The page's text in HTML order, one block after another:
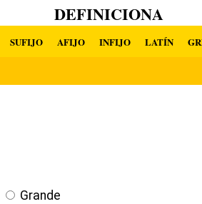
DEFINICIONA
SUFIJO AFIJO INFIJO LATÍN
Grande